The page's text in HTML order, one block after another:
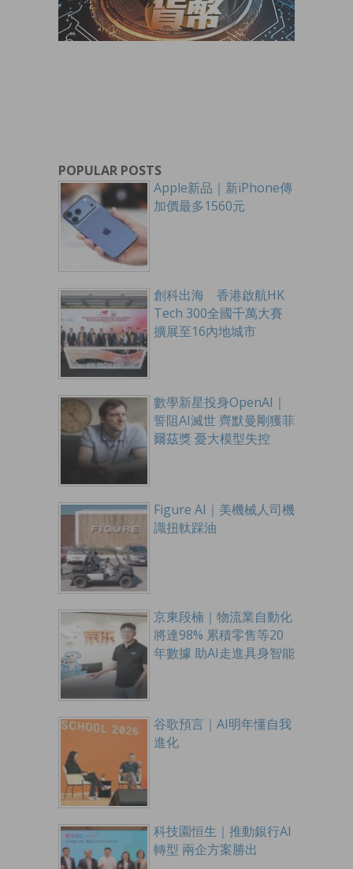
POPULAR POSTS
Apple新品｜新iPhone傳
加價最多1560元
創科出海 香港啟航HK
Tech 300全國千萬大賽
擴展至16內地城市
數學新星投身OpenAI｜
誓阻AI滅世 齊默曼剛獲菲
爾茲獎 憂大模型失控
Figure AI｜美機械人司機
識扭軚踩油
京東段楠｜物流業自動化
將達98% 累積零售等20
年數據 助AI走進具身智能
谷歌預言｜AI明年懂自我
進化
科技園恒生｜推動銀行AI
轉型 兩企方案勝出